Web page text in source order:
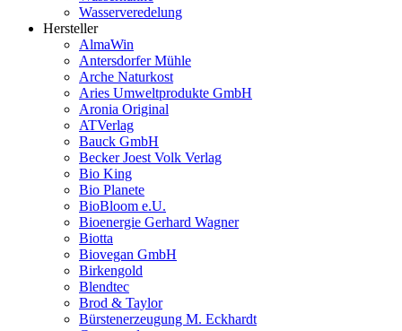
Wasserveredelung
Hersteller
AlmaWin
Antersdorfer Mühle
Arche Naturkost
Aries Umweltprodukte GmbH
Aronia Original
ATVerlag
Bauck GmbH
Becker Joest Volk Verlag
Bio King
Bio Planete
BioBloom e.U.
Bioenergie Gerhard Wagner
Biotta
Biovegan GmbH
Birkengold
Blendtec
Brod & Taylor
Bürstenerzeugung M. Eckhardt